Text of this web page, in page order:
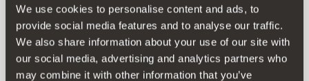
We use cookies to personalise content and ads, to
provide social media features and to analyse our traffic.
We also share information about your use of our site with
our social media, advertising and analytics partners who
may combine it with other information that you’ve
5FC055204
Instalacja elektryczna (pojazdy bez fabrycznego
montażu) (RHD)